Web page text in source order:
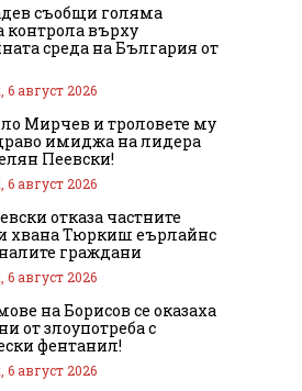
съобщи голяма
контрола върху
среда на България от
август 2026
Мирчев и троловете му
имиджа на лидера
Пеевски!
август 2026
отказа частните
хвана Тюркиш еърлайнс
граждани
август 2026
на Борисов се оказаха
от злоупотреба с
фентанил!
август 2026